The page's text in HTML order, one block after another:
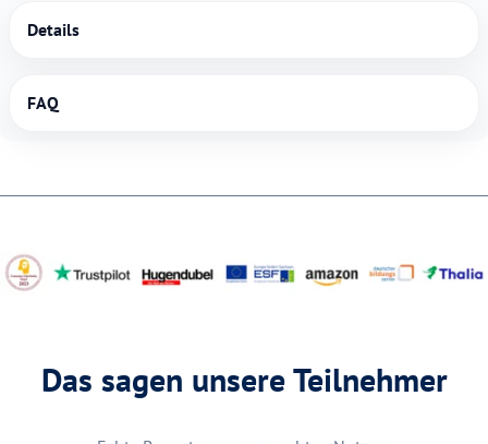
Details
FAQ
Das sagen unsere Teilnehmer